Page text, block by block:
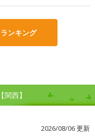
ンキング
西】
2026/08/06 更新